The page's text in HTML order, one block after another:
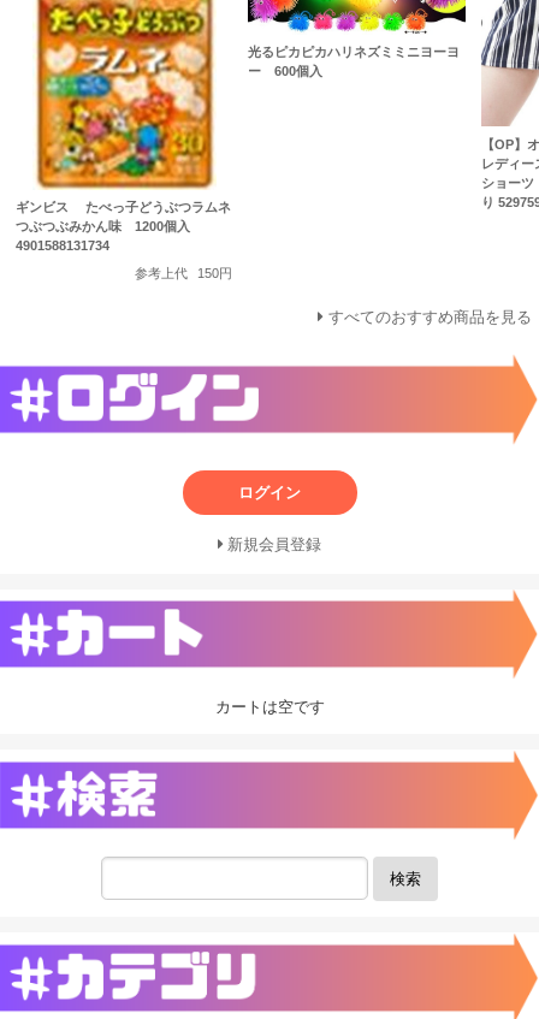
ギンビス たべっ子どうぶつラムネ
つぶつぶみかん味 1200個入
4901588131734
参考上代
150円
光るピカピカハリネズミミニヨーヨ
ー 600個入
【OP】
レディ
ショー
り
すべてのおすすめ商品を見る
ログイン
新規会員登録
カートは空です
検索